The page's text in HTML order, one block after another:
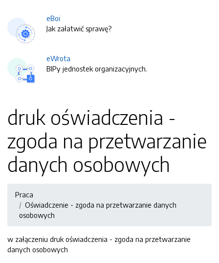
eBoi
Jak załatwić sprawę?
eWrota
BIPy jednostek organizacyjnych.
druk oświadczenia -
zgoda na przetwarzanie
danych osobowych
Praca
Oświadczenie - zgoda na przetwarzanie danych
osobowych
w załączeniu druk oświadczenia - zgoda na przetwarzanie
danych osobowych